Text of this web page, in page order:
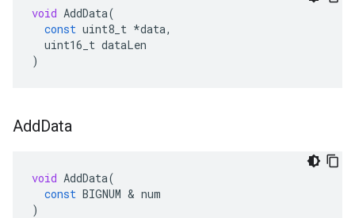
void AddData(
const uint8_t *data,
uint16_t dataLen
)
AddData
void AddData(
const BIGNUM & num
)